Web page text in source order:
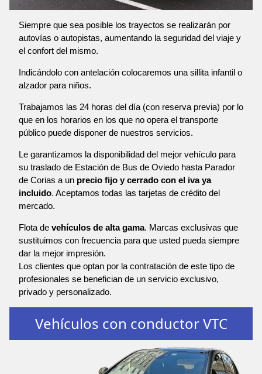
Siempre que sea posible los trayectos se realizarán por
autovías o autopistas, aumentando la seguridad del viaje y
el confort del mismo.
Indicándolo con antelación colocaremos una sillita infantil o
alzador para niños.
Trabajamos las 24 horas del día (con reserva previa) por lo
que en los horarios en los que no opera el transporte
público puede disponer de nuestros servicios.
Le garantizamos la disponibilidad del mejor vehículo para
su traslado de Estación de Bus de Oviedo hasta Parador
de Corias a un precio fijo y cerrado con el iva ya
incluido. Aceptamos todas las tarjetas de crédito del
mercado.
Flota de vehículos de alta gama. Marcas exclusivas que
sustituimos con frecuencia para que usted pueda siempre
dar la mejor impresión.
Los clientes que optan por la contratación de este tipo de
profesionales se benefician de un servicio exclusivo,
privado y personalizado.
Vehículos con conductor VTC